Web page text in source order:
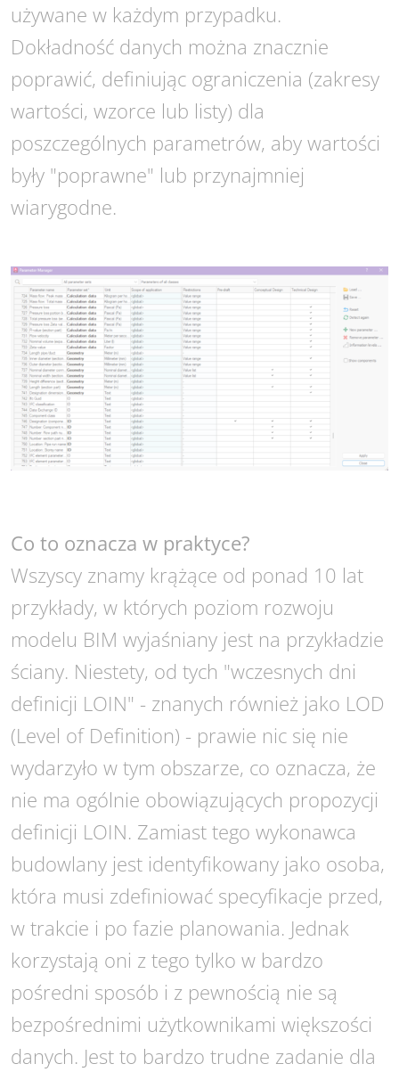
używane w każdym przypadku.
Dokładność danych można znacznie
poprawić, definiując ograniczenia (zakresy
wartości, wzorce lub listy) dla
poszczególnych parametrów, aby wartości
były "poprawne" lub przynajmniej
wiarygodne.
Co to oznacza w praktyce?
Wszyscy znamy krążące od ponad 10 lat
przykłady, w których poziom rozwoju
modelu BIM wyjaśniany jest na przykładzie
ściany. Niestety, od tych "wczesnych dni
definicji LOIN" - znanych również jako LOD
(Level of Definition) - prawie nic się nie
wydarzyło w tym obszarze, co oznacza, że
nie ma ogólnie obowiązujących propozycji
definicji LOIN. Zamiast tego wykonawca
budowlany jest identyfikowany jako osoba,
która musi zdefiniować specyfikacje przed,
w trakcie i po fazie planowania. Jednak
korzystają oni z tego tylko w bardzo
pośredni sposób i z pewnością nie są
bezpośrednimi użytkownikami większości
danych. Jest to bardzo trudne zadanie dla